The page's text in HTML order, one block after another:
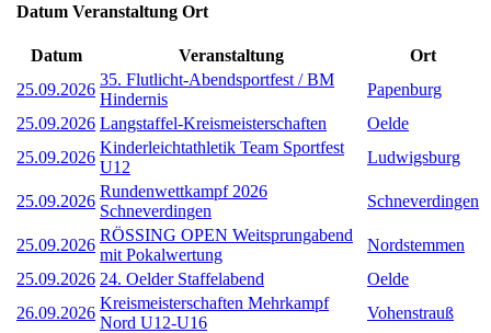
Datum Veranstaltung Ort
Datum Veranstaltung
Ort
25.09.2026
35. Flutlicht-Abendsportfest / BM
Hindernis
Papenburg
25.09.2026 Langstaffel-Kreismeisterschaften
Oelde
25.09.2026
Kinderleichtathletik Team Sportfest
U12
Ludwigsburg
25.09.2026
Rundenwettkampf 2026
Schneverdingen
Schneverdingen
25.09.2026
RÖSSING OPEN Weitsprungabend
mit Pokalwertung
Nordstemmen
25.09.2026 24. Oelder Staffelabend
Oelde
26.09.2026
Kreismeisterschaften Mehrkampf
Nord U12-U16
Vohenstrauß